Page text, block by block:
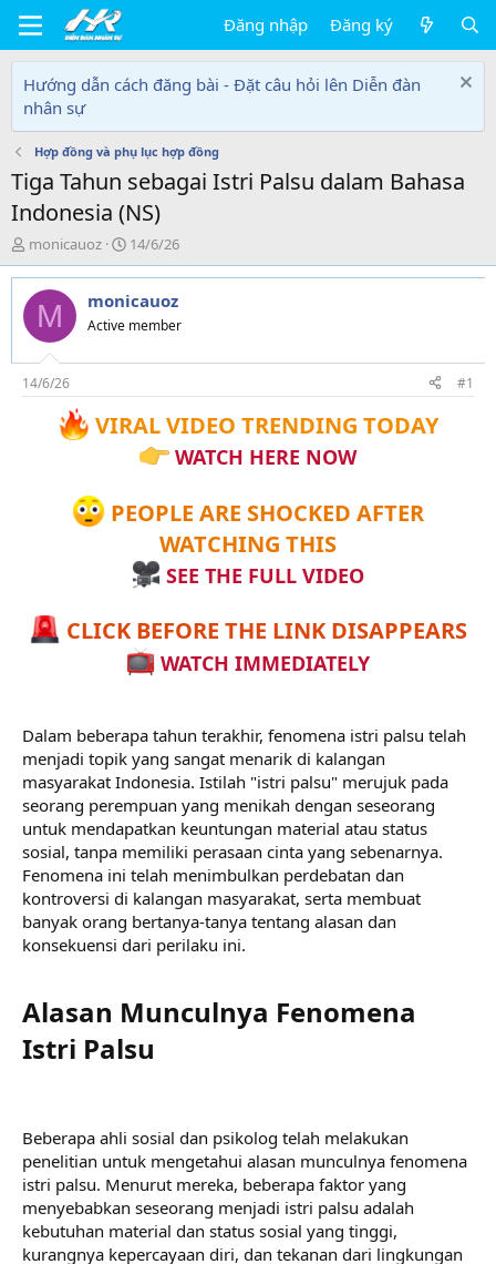
Đăng nhập Đăng ký
Hướng dẫn cách đăng bài - Đặt câu hỏi lên Diễn đàn
nhân sự
Hợp đồng và phụ lục hợp đồng
Tiga Tahun sebagai Istri Palsu dalam Bahasa
Indonesia (NS)
T
h
r
e
d
s
t
a
monicauoz
N
g
à
y
g
i
14/6/26
M monicauoz
Active member
14/6/26 #1
VIRAL VIDEO TRENDING TODAY
WATCH HERE NOW
PEOPLE ARE SHOCKED AFTER
WATCHING THIS
SEE THE FULL VIDEO
CLICK BEFORE THE LINK DISAPPEARS
WATCH IMMEDIATELY
Dalam beberapa tahun terakhir, fenomena istri palsu telah
menjadi topik yang sangat menarik di kalangan
masyarakat Indonesia. Istilah "istri palsu" merujuk pada
seorang perempuan yang menikah dengan seseorang
untuk mendapatkan keuntungan material atau status
sosial, tanpa memiliki perasaan cinta yang sebenarnya.
Fenomena ini telah menimbulkan perdebatan dan
kontroversi di kalangan masyarakat, serta membuat
banyak orang bertanya-tanya tentang alasan dan
konsekuensi dari perilaku ini.
Alasan Munculnya Fenomena
Istri Palsu​
Beberapa ahli sosial dan psikolog telah melakukan
penelitian untuk mengetahui alasan munculnya fenomena
istri palsu. Menurut mereka, beberapa faktor yang
menyebabkan seseorang menjadi istri palsu adalah
kebutuhan material dan status sosial yang tinggi,
kurangnya kepercayaan diri, dan tekanan dari lingkungan